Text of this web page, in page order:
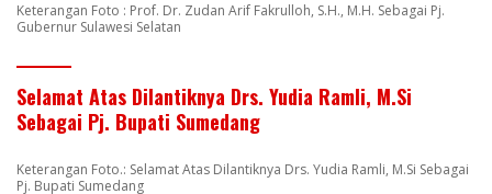
Keterangan Foto : Prof. Dr. Zudan Arif Fakrulloh, S.H., M.H. Sebagai Pj.
Gubernur Sulawesi Selatan
Selamat Atas Dilantiknya Drs. Yudia Ramli, M.Si
Sebagai Pj. Bupati Sumedang
Keterangan Foto.: Selamat Atas Dilantiknya Drs. Yudia Ramli, M.Si Sebagai
Pj. Bupati Sumedang